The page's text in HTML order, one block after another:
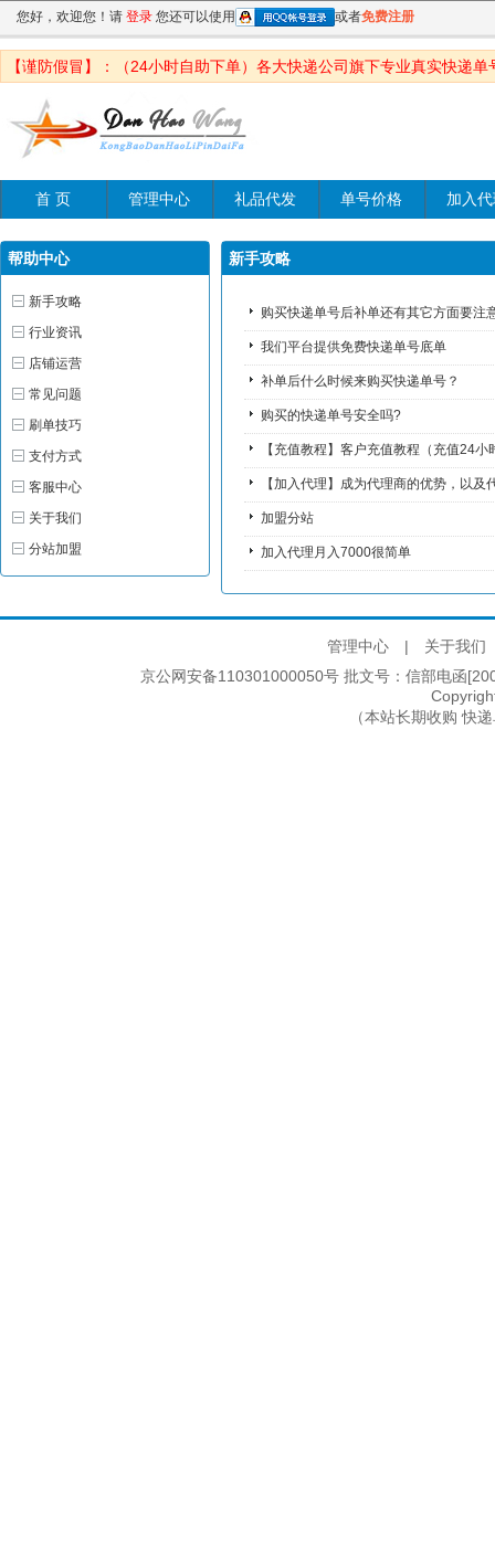
您好，欢迎您！请 登录 您还可以使用 或者免费注册
【谨防假冒】：（24小时自助下单）各大快递公司旗下专业真实快递
首 页 管理中心 礼品代发 单号价格 加入
帮助中心
新手攻略
行业资讯
店铺运营
常见问题
刷单技巧
支付方式
客服中心
关于我们
分站加盟
新手攻略
购买快递单号后补单还有其它方面要注
我们平台提供免费快递单号底单
补单后什么时候来购买快递单号？
购买的快递单号安全吗?
【充值教程】客户充值教程（充值24
【加入代理】成为代理商的优势，以及
加盟分站
加入代理月入7000很简单
管理中心 |
关于我们
京公网安备110301000050号 批文号：信部电函
（本站长期收购 快